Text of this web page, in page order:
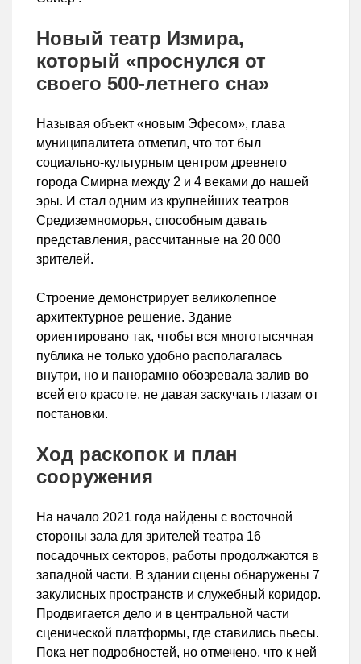
Новый театр Измира,
который «проснулся от
своего 500-летнего сна»
Называя объект «новым Эфесом», глава
муниципалитета отметил, что тот был
социально-культурным центром древнего
города Смирна между 2 и 4 веками до нашей
эры. И стал одним из крупнейших театров
Средиземноморья, способным давать
представления, рассчитанные на 20 000
зрителей.
Строение демонстрирует великолепное
архитектурное решение. Здание
ориентировано так, чтобы вся многотысячная
публика не только удобно располагалась
внутри, но и панорамно обозревала залив во
всей его красоте, не давая заскучать глазам от
постановки.
Ход раскопок и план
сооружения
На начало 2021 года найдены с восточной
стороны зала для зрителей театра 16
посадочных секторов, работы продолжаются в
западной части. В здании сцены обнаружены 7
закулисных пространств и служебный коридор.
Продвигается дело и в центральной части
сценической платформы, где ставились пьесы.
Пока нет подробностей, но отмечено, что к ней